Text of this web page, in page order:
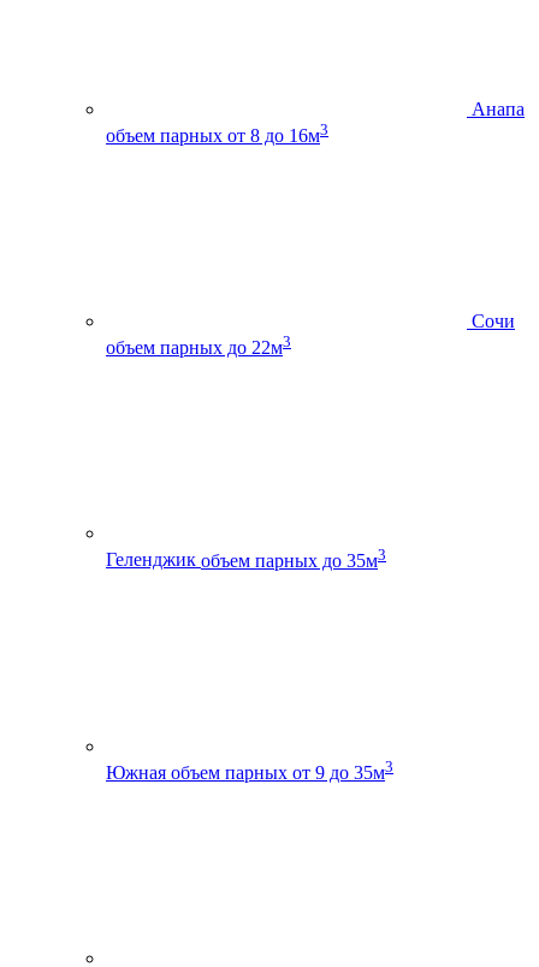
Анапа
объем парных от 8 до 16м3
Сочи
объем парных до 22м3
Геленджик объем парных до 35м3
Южная объем парных от 9 до 35м3